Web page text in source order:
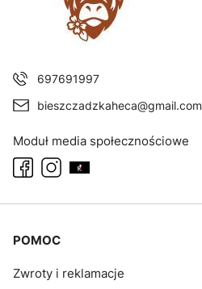
697691997
bieszczadzkaheca@gmail.com
Moduł media społecznościowe
Linki w stopce
POMOC
Zwroty i reklamacje